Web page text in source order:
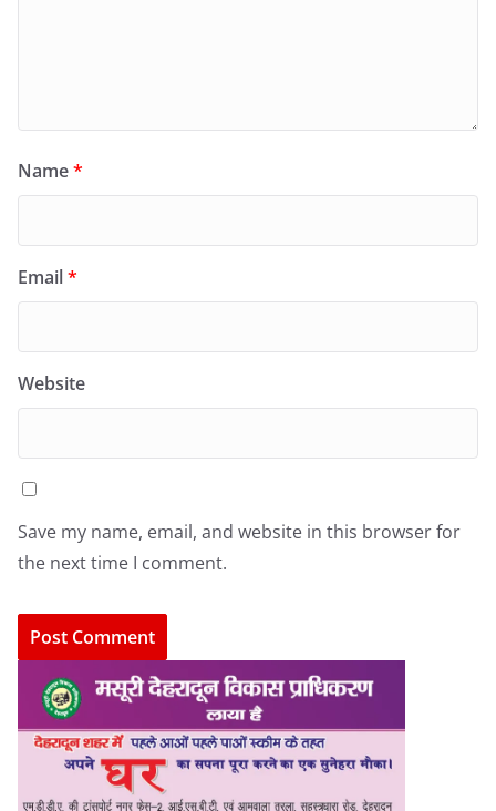
Name*
Email*
Website
Save my name, email, and website in this browser for
the next time I comment.